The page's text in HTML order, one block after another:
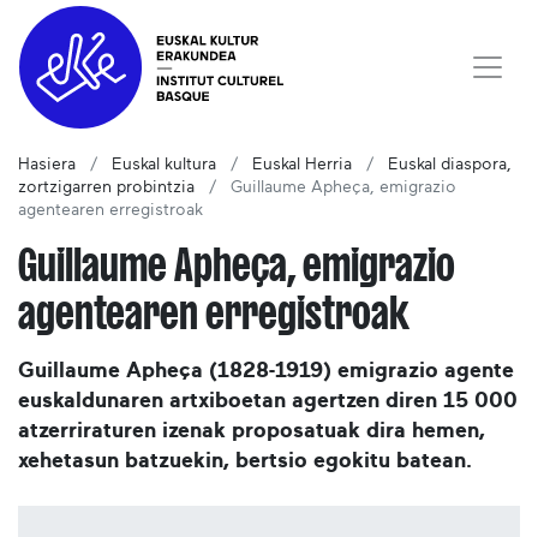
Hasiera Euskal kultura Euskal Herria
Euskal diaspora,
zortzigarren probintzia
Guillaume Apheça, emigrazio
agentearen erregistroak
Guillaume Apheça, emigrazio
agentearen erregistroak
Guillaume Apheça (1828-1919) emigrazio agente
euskaldunaren artxiboetan agertzen diren 15 000
atzerriraturen izenak proposatuak dira hemen,
xehetasun batzuekin, bertsio egokitu batean.